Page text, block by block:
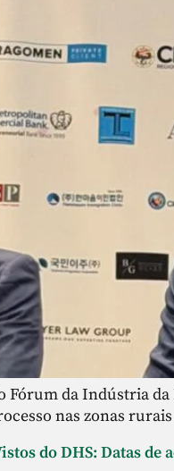
da Indústria da
nas zonas
do DHS: Datas de